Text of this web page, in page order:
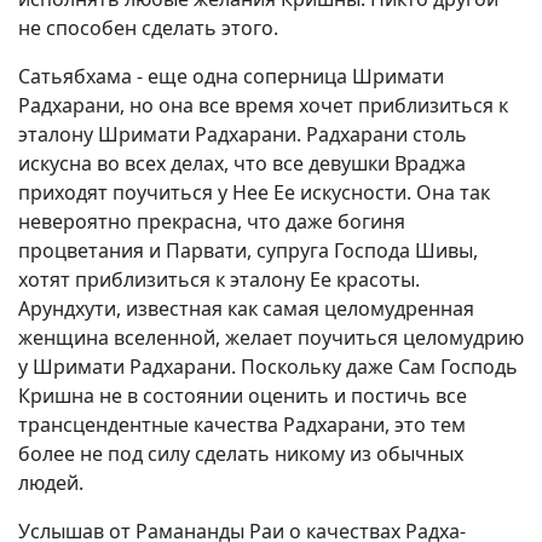
не способен сделать этого.
Сатьябхама - еще одна соперница Шримати
Радхарани, но она все время хочет приблизиться к
эталону Шримати Радхарани. Радхарани столь
искусна во всех делах, что все девушки Враджа
приходят поучиться у Нее Ее искусности. Она так
невероятно прекрасна, что даже богиня
процветания и Парвати, супруга Господа Шивы,
хотят приблизиться к эталону Ее красоты.
Арундхути, известная как самая целомудренная
женщина вселенной, желает поучиться целомудрию
у Шримати Радхарани. Поскольку даже Сам Господь
Кришна не в состоянии оценить и постичь все
трансцендентные качества Радхарани, это тем
более не под силу сделать никому из обычных
людей.
Услышав от Рамананды Раи о качествах Радха-